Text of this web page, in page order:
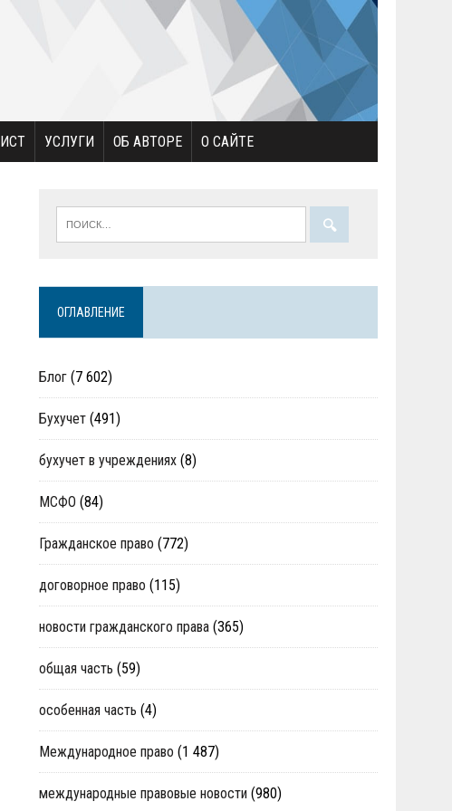
УСЛУГИ ОБ АВТОРЕ О САЙТЕ
ОГЛАВЛЕНИЕ
Блог (7 602)
Бухучет (491)
бухучет в учреждениях (8)
МСФО (84)
Гражданское право (772)
договорное право (115)
новости гражданского права (365)
общая часть (59)
особенная часть (4)
Международное право (1 487)
международные правовые новости (980)